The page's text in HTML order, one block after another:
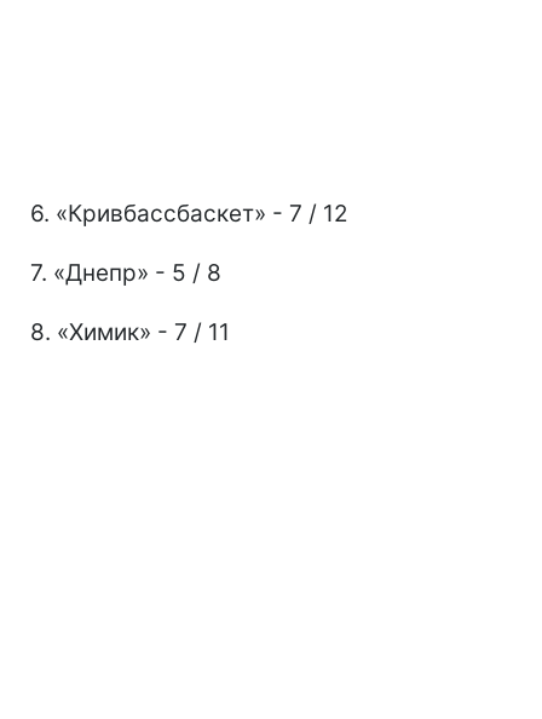
6. «Кривбассбаскет» - 7 / 12
7. «Днепр» - 5 / 8
8. «Химик» - 7 / 11